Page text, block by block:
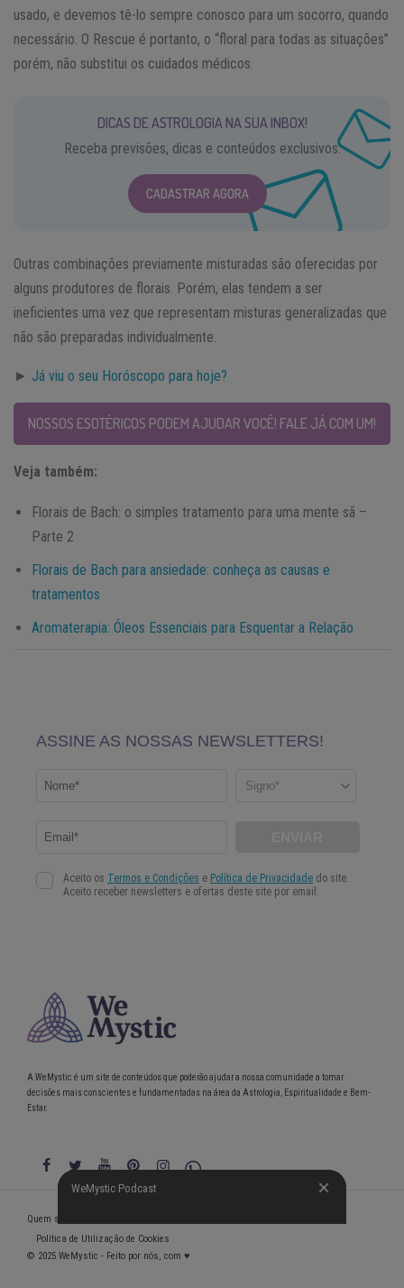
usado, e devemos tê-lo sempre conosco para um socorro, quando
necessário. O Rescue é portanto, o “floral para todas as situações”
porém, não substitui os cuidados médicos.
DICAS DE ASTROLOGIA NA SUA INBOX!
Receba previsões, dicas e conteúdos exclusivos.
CADASTRAR AGORA
Outras combinações previamente misturadas são oferecidas por
alguns produtores de florais. Porém, elas tendem a ser
ineficientes uma vez que representam misturas generalizadas que
não são preparadas individualmente.
► Já viu o seu Horóscopo para hoje?
NOSSOS ESOTÉRICOS PODEM AJUDAR VOCÊ! FALE JÁ COM UM!
Veja também:
Florais de Bach: o simples tratamento para uma mente sã –
Parte 2
Florais de Bach para ansiedade: conheça as causas e
tratamentos
Aromaterapia: Óleos Essenciais para Esquentar a Relação
WeMystic Podcast
A WeMystic é um site de conteúdos que poderão ajudar a nossa comunidade a tomar
decisões mais conscientes e fundamentadas na área da Astrologia, Espiritualidade e Bem-
Estar.
WeMystic Podcast
Quem somos
Política de Utilização de Cookies
© 2025 WeMystic - Feito por nós, com ♥